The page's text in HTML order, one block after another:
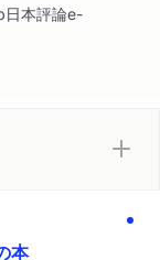
日本評論e-
本